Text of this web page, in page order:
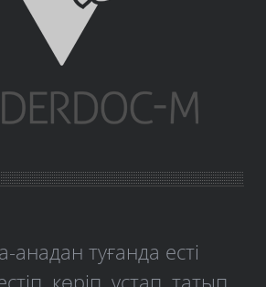
анадан туғанда есті